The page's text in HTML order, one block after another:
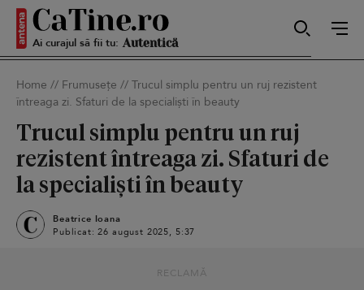
Ai curajul să fii tu: Sexy
Autentică
Smart
Sensibilă
Home // Frumusețe // Trucul simplu pentru un ruj rezistent
întreaga zi. Sfaturi de la specialiști în beauty
Trucul simplu pentru un ruj
rezistent întreaga zi. Sfaturi de
la specialiști în beauty
Beatrice Ioana
Publicat: 26 august 2025, 5:37
RECLAMĂ